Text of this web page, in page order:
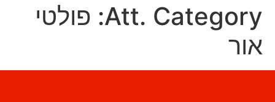
Att. Category: פולטי
אור